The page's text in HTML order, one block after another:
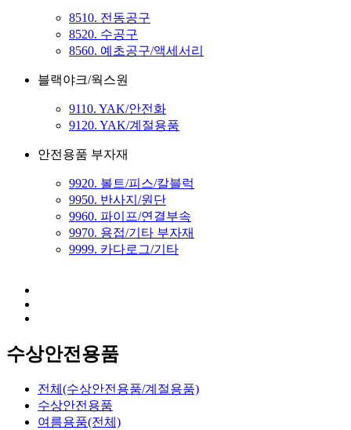
8510. 전동공구
8520. 수공구
8560. 예초공구/액세서리
블랙야크/웍스원
9110. YAK/안전화
9120. YAK/계절용품
안전용품 부자재
9920. 볼트/피스/칼블럭
9950. 반사지/원단
9960. 파이프/연결부속
9970. 용접/기타 부자재
9999. 카다로그/기타
수상안전용품
전체(수상안전용품/계절용품)
수상안전용품
여름용품(전체)